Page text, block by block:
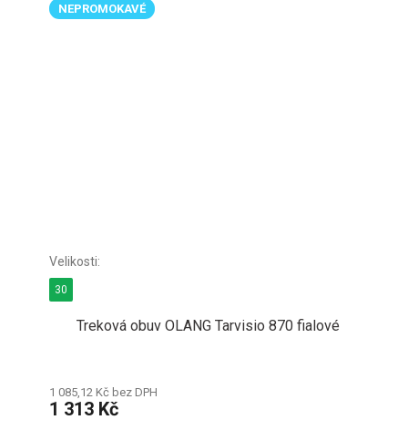
NEPROMOKAVÉ
Treková obuv OLANG Tarvisio 870 fialové
1 085,12 Kč bez DPH
1 313 Kč
30